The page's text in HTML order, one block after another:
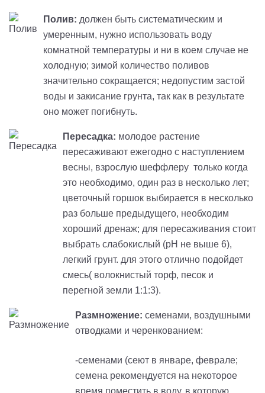
Полив: должен быть систематическим и
умеренным, нужно использовать воду
комнатной температуры и ни в коем случае не
холодную; зимой количество поливов
значительно сокращается; недопустим застой
воды и закисание грунта, так как в результате
оно может погибнуть.
Пересадка: молодое растение
пересаживают ежегодно с наступлением
весны, взрослую шеффлеру только когда
это необходимо, один раз в несколько лет;
цветочный горшок выбирается в несколько
раз больше предыдущего, необходим
хороший дренаж; для пересаживания стоит
выбрать слабокислый (рН не выше 6),
легкий грунт. для этого отлично подойдет
смесь( волокнистый торф, песок и
перегной земли 1:1:3).
Размножение: семенами, воздушными
отводками и черенкованием:
-cеменами (сеют в январе, феврале;
семена рекомендуется на некоторое
время поместить в воду, в которую